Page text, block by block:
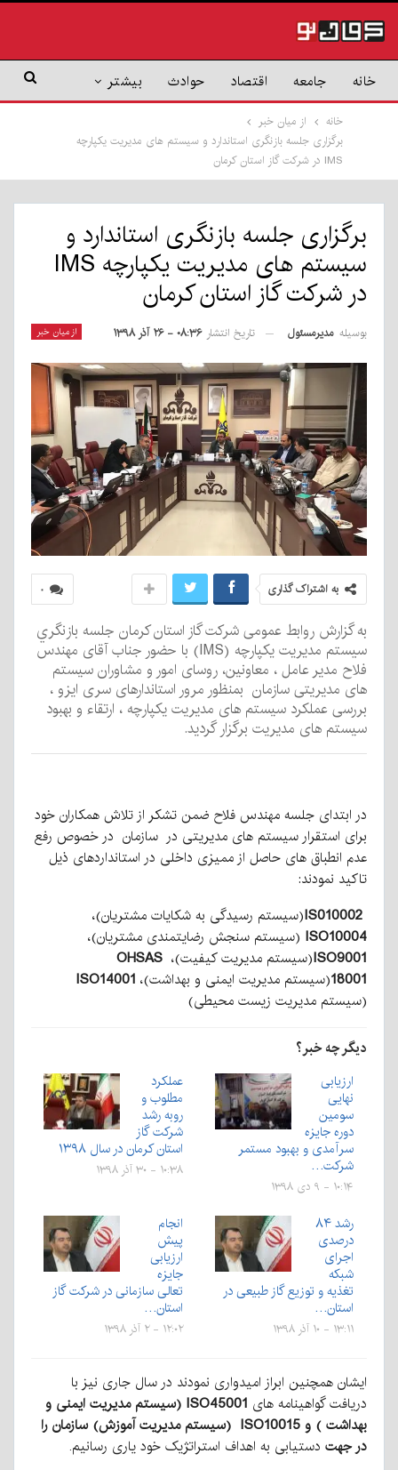
خانه جامعه اقتصاد حوادث بیشتر
خانه
از میان خبر
برگزاری جلسه بازنگری استاندارد و سیستم های مدیریت یکپارچه
IMS در شرکت گاز استان کرمان
برگزاری جلسه بازنگری استاندارد و
سیستم های مدیریت یکپارچه IMS
در شرکت گاز استان کرمان
از میان خبر بوسیله مدیرمسئول تاریخ انتشار ۰۸:۳۶ - ۲۶ آذر ۱۳۹۸
۰ به اشتراک گذاری
به گزارش روابط عمومی شرکت گاز استان کرمان جلسه بازنگري
سيستم مديريت يكپارچه (IMS) با حضور جناب آقای مهندس
فلاح مدیر عامل ، معاونین، روسای امور و مشاوران سیستم
های مدیریتی سازمان بمنظور مرور استاندارهای سری ایزو ،
بررسی عملکرد سیستم های مدیریت یکپارچه ، ارتقاء و بهبود
سیستم های مدیریت برگزار گردید.
در ابتدای جلسه مهندس فلاح ضمن تشکر از تلاش همکاران خود
برای استقرار سیستم های مدیریتی در سازمان در خصوص رفع
عدم انطباق های حاصل از ممیزی داخلی در استانداردهای ذیل
تاکید نمودند:
IS010002(سیستم رسیدگی به شکایات مشتریان)،
ISO10004 (سیستم سنجش رضایتمندی مشتریان)،
ISO9001(سیستم مدیریت کیفیت)، OHSAS
18001(سیستم مدیریت ایمنی و بهداشت)، ISO14001
(سیستم مدیریت زیست محیطی)
دیگر چه خبر؟
ارزیابی
نهایی
سومین
دوره جایزه
سرآمدی و بهبود مستمر
شرکت…
۱۰:۱۴ - ۹ دی ۱۳۹۸
عملکرد
مطلوب و
روبه رشد
شرکت گاز
استان کرمان در سال ۱۳۹۸
۱۰:۳۸ - ۳۰ آذر ۱۳۹۸
رشد ۸۴
درصدی
اجرای
شبکه
تغذیه و توزیع گاز طبیعی در
استان…
۱۳:۱۱ - ۱۰ آذر ۱۳۹۸
انجام
پیش
ارزیابی
جایزه
تعالی سازمانی در شرکت گاز
استان…
۱۲:۰۲ - ۲ آذر ۱۳۹۸
ایشان همچنین ابراز امیدواری نمودند در سال جاری نیز با
دریافت گواهینامه های ISO45001 (سیستم مدیریت ایمنی و
بهداشت ) و ISO10015 (سیستم مدیریت آموزش) سازمان را
در جهت دستیابی به اهداف استراتژیک خود یاری رسانیم.